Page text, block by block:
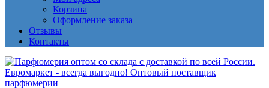
Корзина
Оформление заказа
Отзывы
Контакты